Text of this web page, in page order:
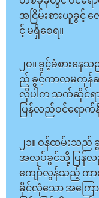
အငြိမ်းစားယူခွင့်
င့် မရှိစေရ။
၂ဝ။ ခွင့်ခံစားန
ည့် ခွင့်ကာလမကုန်
လိုပါက သက်ဆိုင်ရာ
ပြန်လည်ဝင်ရော
၂၁။ ဝန်ထမ်းသ
အလုပ်ခွင်သို့ ပြန်လ
ကျော်လွန်သည့် ကာ
ခိုင်လုံသော အကြေ